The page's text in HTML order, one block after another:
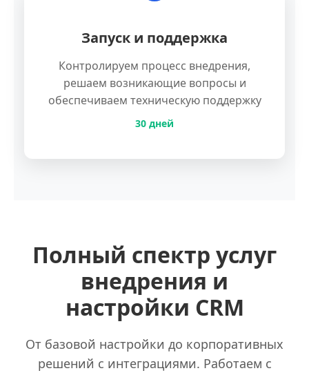
Запуск и поддержка
Контролируем процесс внедрения,
решаем возникающие вопросы и
обеспечиваем техническую поддержку
30 дней
Полный спектр услуг
внедрения и
настройки CRM
От базовой настройки до корпоративных
решений с интеграциями. Работаем с